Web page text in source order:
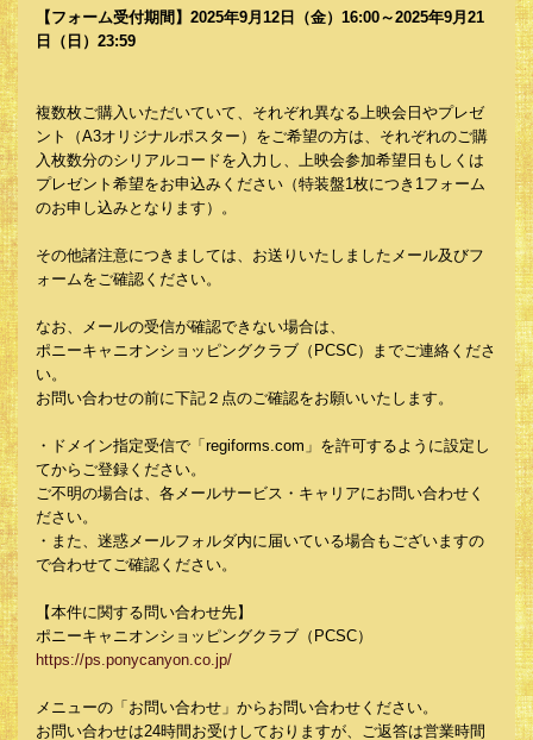
【フォーム受付期間】2025年9月12日（金）16:00～2025年9月21
日（日）23:59
複数枚ご購入いただいていて、それぞれ異なる上映会日やプレゼ
ント（A3オリジナルポスター）をご希望の方は、それぞれのご購
入枚数分のシリアルコードを入力し、上映会参加希望日もしくは
プレゼント希望をお申込みください（特装盤1枚につき1フォーム
のお申し込みとなります）。
その他諸注意につきましては、お送りいたしましたメール及びフ
ォームをご確認ください。
なお、メールの受信が確認できない場合は、
ポニーキャニオンショッピングクラブ（PCSC）までご連絡くださ
い。
お問い合わせの前に下記２点のご確認をお願いいたします。
・ドメイン指定受信で「regiforms.com」を許可するように設定し
てからご登録ください。
ご不明の場合は、各メールサービス・キャリアにお問い合わせく
ださい。
・また、迷惑メールフォルダ内に届いている場合もございますの
で合わせてご確認ください。
【本件に関する問い合わせ先】
ポニーキャニオンショッピングクラブ（PCSC）
https://ps.ponycanyon.co.jp/
メニューの「お問い合わせ」からお問い合わせください。
お問い合わせは24時間お受けしておりますが、ご返答は営業時間